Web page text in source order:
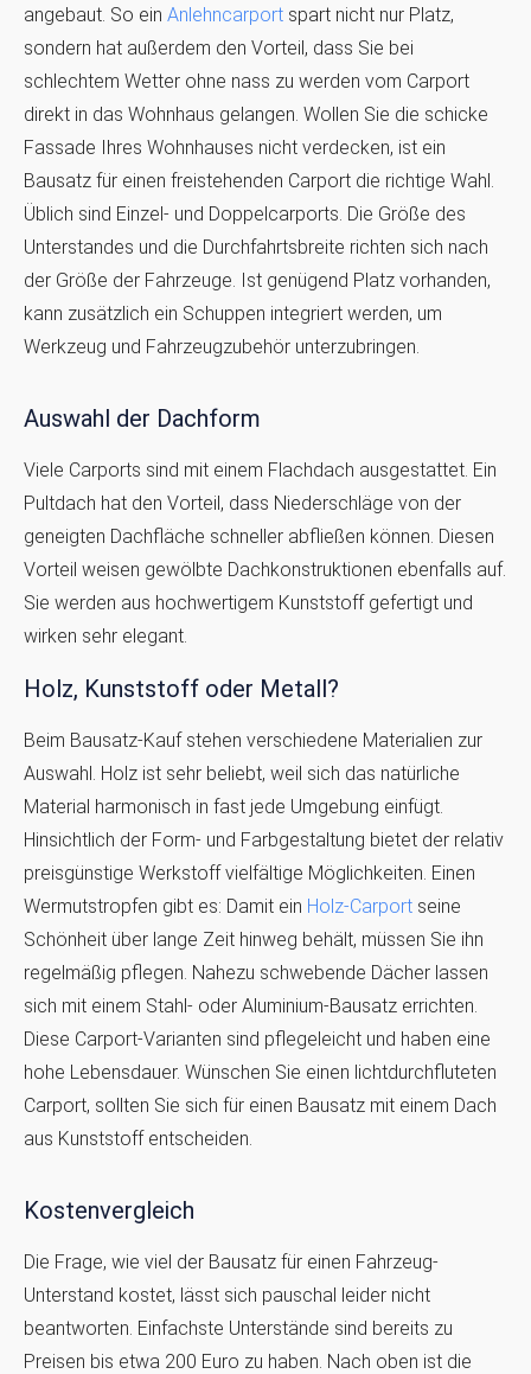
angebaut. So ein Anlehncarport spart nicht nur Platz,
sondern hat außerdem den Vorteil, dass Sie bei
schlechtem Wetter ohne nass zu werden vom Carport
direkt in das Wohnhaus gelangen. Wollen Sie die schicke
Fassade Ihres Wohnhauses nicht verdecken, ist ein
Bausatz für einen freistehenden Carport die richtige Wahl.
Üblich sind Einzel- und Doppelcarports. Die Größe des
Unterstandes und die Durchfahrtsbreite richten sich nach
der Größe der Fahrzeuge. Ist genügend Platz vorhanden,
kann zusätzlich ein Schuppen integriert werden, um
Werkzeug und Fahrzeugzubehör unterzubringen.
Auswahl der Dachform
Viele Carports sind mit einem Flachdach ausgestattet. Ein
Pultdach hat den Vorteil, dass Niederschläge von der
geneigten Dachfläche schneller abfließen können. Diesen
Vorteil weisen gewölbte Dachkonstruktionen ebenfalls auf.
Sie werden aus hochwertigem Kunststoff gefertigt und
wirken sehr elegant.
Holz, Kunststoff oder Metall?
Beim Bausatz-Kauf stehen verschiedene Materialien zur
Auswahl. Holz ist sehr beliebt, weil sich das natürliche
Material harmonisch in fast jede Umgebung einfügt.
Hinsichtlich der Form- und Farbgestaltung bietet der relativ
preisgünstige Werkstoff vielfältige Möglichkeiten. Einen
Wermutstropfen gibt es: Damit ein Holz-Carport seine
Schönheit über lange Zeit hinweg behält, müssen Sie ihn
regelmäßig pflegen. Nahezu schwebende Dächer lassen
sich mit einem Stahl- oder Aluminium-Bausatz errichten.
Diese Carport-Varianten sind pflegeleicht und haben eine
hohe Lebensdauer. Wünschen Sie einen lichtdurchfluteten
Carport, sollten Sie sich für einen Bausatz mit einem Dach
aus Kunststoff entscheiden.
Kostenvergleich
Die Frage, wie viel der Bausatz für einen Fahrzeug-
Unterstand kostet, lässt sich pauschal leider nicht
beantworten. Einfachste Unterstände sind bereits zu
Preisen bis etwa 200 Euro zu haben. Nach oben ist die